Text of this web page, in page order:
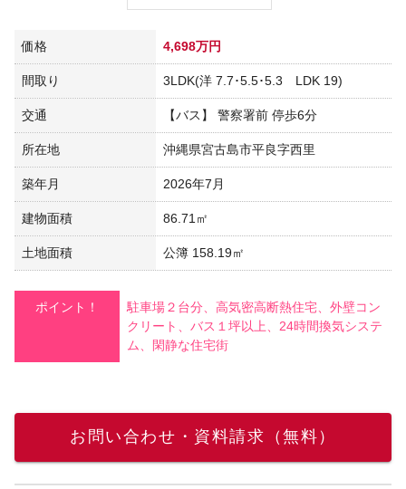
価格 4,698万円
間取り 3LDK(洋 7.7･5.5･5.3 LDK 19)
交通 【バス】 警察署前 停歩6分
所在地 沖縄県宮古島市平良字西里
築年月 2026年7月
建物面積 86.71㎡
土地面積 公簿 158.19㎡
ポイント！
駐車場２台分、高気密高断熱住宅、外壁コン
クリート、バス１坪以上、24時間換気システ
ム、閑静な住宅街
お問い合わせ・資料請求（無料）